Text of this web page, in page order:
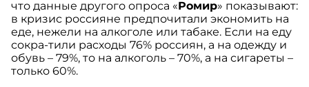
что данные другого опроса «Ромир» показывают:
в кризис россияне предпочитали экономить на
еде, нежели на алкоголе или табаке. Если на еду
сокра-тили расходы 76% россиян, а на одежду и
обувь – 79%, то на алкоголь – 70%, а на сигареты –
только 60%.